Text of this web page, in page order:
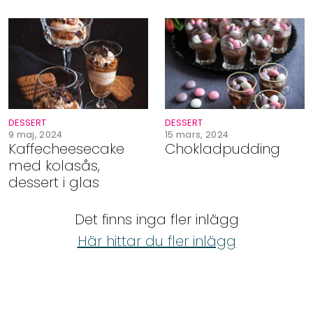
Hem & Trädgård
Underhållning
Om Oss
Kaffecheesecake
med kolasås,
dessert i glas
DESSERT
9 maj, 2024
Chokladpudding
DESSERT
15 mars, 2024
Det finns inga fler inlägg
Här hittar du fler inlägg